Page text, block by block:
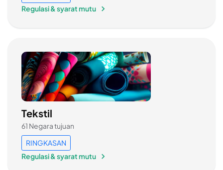
Regulasi & syarat mutu
Tekstil
61 Negara tujuan
RINGKASAN
Regulasi & syarat mutu